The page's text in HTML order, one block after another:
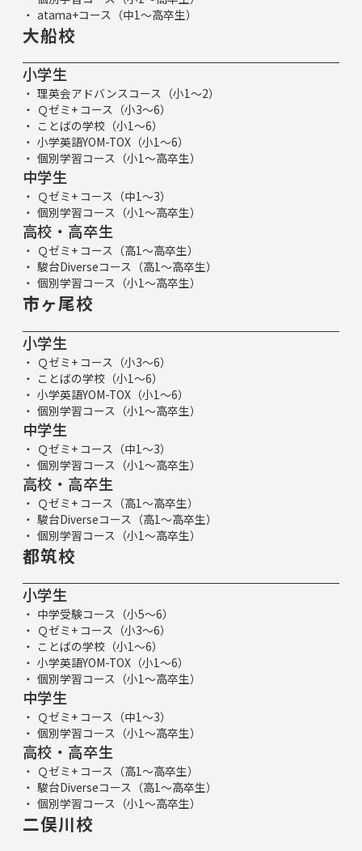
atama+コース（中1～高卒生）
大船校
小学生
理英会アドバンスコース（小1～2）
Ｑゼミ+ コース（小3～6）
ことばの学校（小1～6）
小学英語YOM-TOX（小1～6）
個別学習コース（小1～高卒生）
中学生
Ｑゼミ+ コース（中1～3）
個別学習コース（小1～高卒生）
高校・高卒生
Ｑゼミ+ コース（高1～高卒生）
駿台Diverseコース（高1～高卒生）
個別学習コース（小1～高卒生）
市ヶ尾校
小学生
Ｑゼミ+ コース（小3～6）
ことばの学校（小1～6）
小学英語YOM-TOX（小1～6）
個別学習コース（小1～高卒生）
中学生
Ｑゼミ+ コース（中1～3）
個別学習コース（小1～高卒生）
高校・高卒生
Ｑゼミ+ コース（高1～高卒生）
駿台Diverseコース（高1～高卒生）
個別学習コース（小1～高卒生）
都筑校
小学生
中学受験コース（小5～6）
Ｑゼミ+ コース（小3～6）
ことばの学校（小1～6）
小学英語YOM-TOX（小1～6）
個別学習コース（小1～高卒生）
中学生
Ｑゼミ+ コース（中1～3）
個別学習コース（小1～高卒生）
高校・高卒生
Ｑゼミ+ コース（高1～高卒生）
駿台Diverseコース（高1～高卒生）
個別学習コース（小1～高卒生）
二俣川校